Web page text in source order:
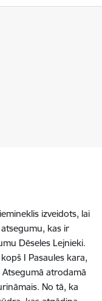
izveidots, lai
kas ir
Dēseles Lejnieki.
I Pasaules kara,
atrodamā
No tā, ka